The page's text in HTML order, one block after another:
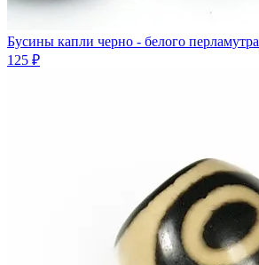
Бусины капли черно - белого перламутра
125 ₽